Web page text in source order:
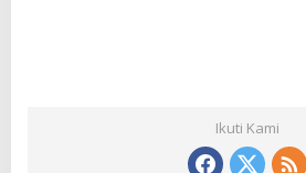
Ikuti Kami